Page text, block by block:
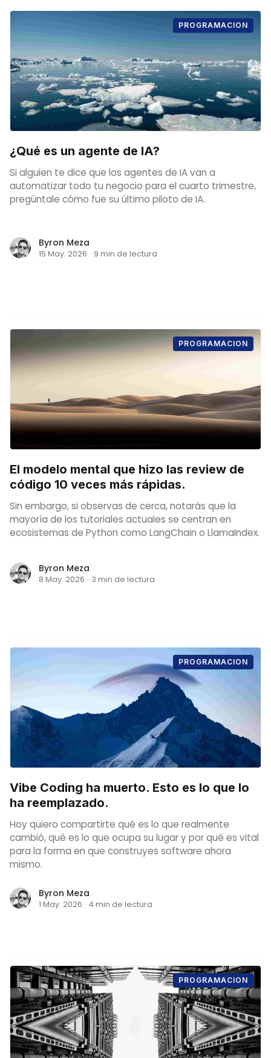
PROGRAMACION
¿Qué es un agente de IA?
Si alguien te dice que los agentes de IA van a
automatizar todo tu negocio para el cuarto trimestre,
pregúntale cómo fue su último piloto de IA.
Byron Meza
15 May. 2026 · 9 min de lectura
PROGRAMACION
El modelo mental que hizo las review de
código 10 veces más rápidas.
Sin embargo, si observas de cerca, notarás que la
mayoría de los tutoriales actuales se centran en
ecosistemas de Python como LangChain o LlamaIndex.
Byron Meza
8 May. 2026 · 3 min de lectura
PROGRAMACION
Vibe Coding ha muerto. Esto es lo que lo
ha reemplazado.
Hoy quiero compartirte qué es lo que realmente
cambió, qué es lo que ocupa su lugar y por qué es vital
para la forma en que construyes software ahora
mismo.
Byron Meza
1 May. 2026 · 4 min de lectura
PROGRAMACION